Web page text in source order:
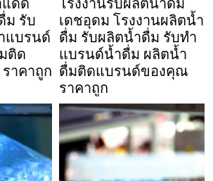
ดด
ม รับ
แบรนด์
ติด
าคาถูก
โรงงานรับผลิตน้ำดื่ม
เดชอุดม โรงงานผลิตน้ำ
ดื่ม รับผลิตน้ำดื่ม รับทำ
แบรนด์น้ำดื่ม ผลิตน้ำ
ดื่มติดแบรนด์ของคุณ
ราคาถูก